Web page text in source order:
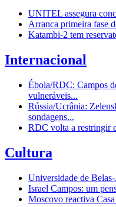
UNITEL assegura
Arranca primeira fase
Katambi-2 tem
Internacional
Ébola/RDC: Campos
vulneráveis...
Rússia/Ucrânia:
sondagens...
RDC volta a restringir
Cultura
Universidade de
Israel Campos: um
Moscovo reactiva